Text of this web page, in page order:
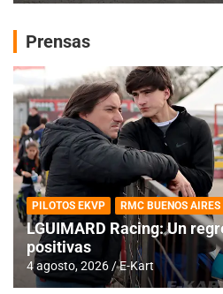
Prensas
PILOTOS EKVP RMC BUENOS AIRES
LGUIMARD Racing: Un
positivas
4 agosto, 2026 E-Kart